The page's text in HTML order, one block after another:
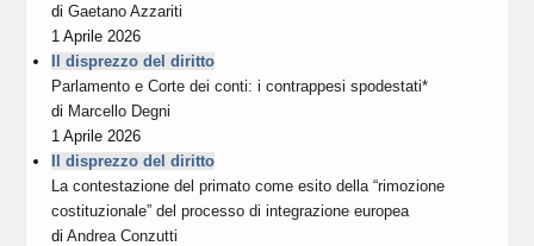
diGaetano Azzariti
1 Aprile 2026
Il disprezzo del diritto
Parlamento e Corte dei conti: i contrappesi spodestati*
di Marcello Degni
1 Aprile 2026
Il disprezzo del diritto
La contestazione del primato come esito della “rimozione
costituzionale” del processo di integrazione europea
diAndrea Conzutti